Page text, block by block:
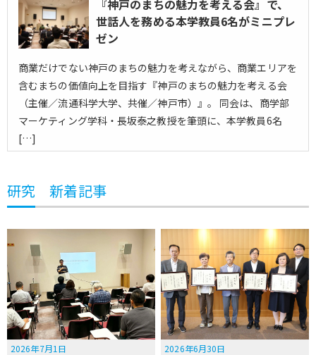
『神戸のまちの魅力を考える会』で、
世話人を務める本学教員6名がミニプレ
ゼン
商業だけでない神戸のまちの魅力を考えながら、商業エリアを
含むまちの価値向上を目指す『神戸のまちの魅力を考える会
（主催／流通科学大学、共催／神戸市）』。 同会は、商学部
マーケティング学科・長坂泰之教授を筆頭に、本学教員6名
[…]
研究 新着記事
2026年7月1日
2026年6月30日